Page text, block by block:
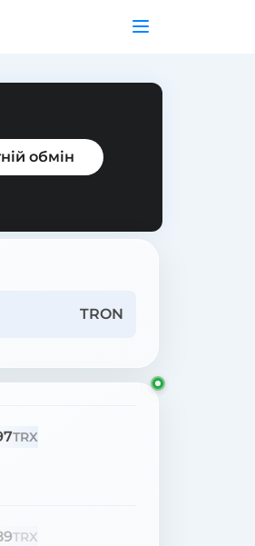
обмін
TRON
TRX
TRX